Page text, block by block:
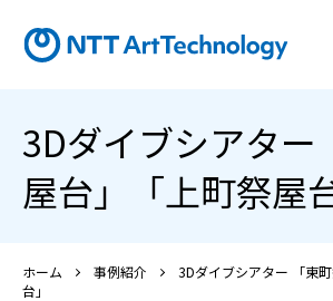
3Dダイブシアター
屋台」「上町祭屋
ホーム 事例紹介
3Dダイブシアター 「東
台」